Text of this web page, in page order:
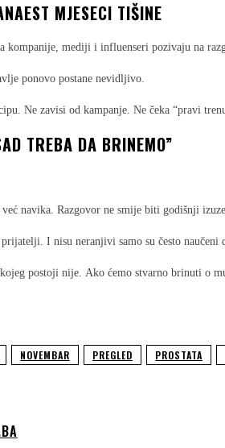
MJESECI TIŠINE
kompanije, mediji i influenseri pozivaju na
ponovo postane nevidljivo.
Ne zavisi od kampanje. Ne čeka “pravi
TREBA DA BRINEMO”
navika. Razgovor ne smije biti godišnji
I nisu neranjivi samo su često naučeni
postoji nije. Ako ćemo stvarno brinuti o
NOVEMBAR PREGLED PROSTATA